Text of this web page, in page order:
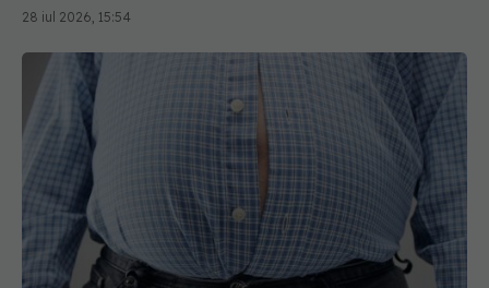
Nu doar câte kilograme ai contează. Grăsimea
de pe burtă poate prezice mai bine riscul de
infarct decât IMC-ul